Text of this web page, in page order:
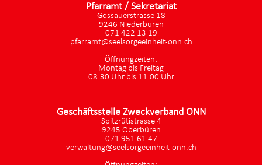
Pfarramt / Sekretariat
Gossauerstrasse 18
9246 Niederbüren
071 422 13 19
pfarramt@seelsorgeeinheit-onn.ch
Öffnungzeiten:
Montag bis Freitag
08.30 Uhr bis 11.00 Uhr
Geschäftsstelle Zweckverband ONN
Spitzrütistrasse 4
9245 Oberbüren
071 951 61 47
verwaltung@seelsorgeeinheit-onn.ch